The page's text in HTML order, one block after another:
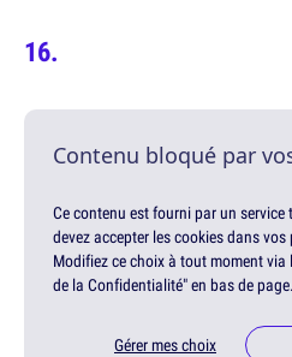
Contenu bloqué par
Ce contenu est fourni par un
devez accepter les cookies dans
Modifiez ce choix à tout moment via
de la Confidentialité" en bas de page.
Gérer mes choix